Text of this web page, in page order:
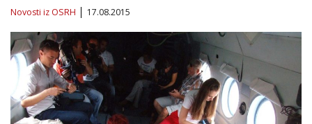
Novosti iz OSRH 17.08.2015